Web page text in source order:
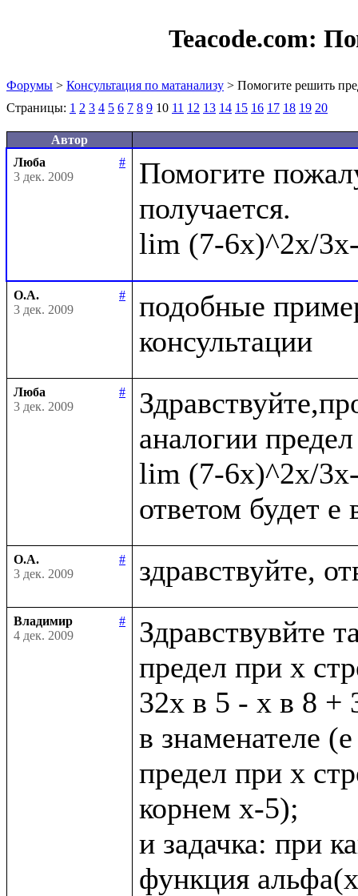
Teacode.com:
Форумы > Консультация по матанализу > Помогите решить
Страницы: 1 2 3 4 5 6 7 8 9 10 11 12 13 14 15 16 17 18 19 20
Автор
Люба
#
3 дек. 2009
Помогите
получается.
О.А.
#
3 дек. 2009
подобные
Люба
#
3 дек. 2009
аналогии
lim (7-6x)^2x/
О.А.
#
3 дек. 2009
Владимир
#
4 дек. 2009
Здравствувйте
предел при х
32х в 5 - х в 8 +
в знаменателе
предел при х
корнем х-5);
и задачка: при
функция